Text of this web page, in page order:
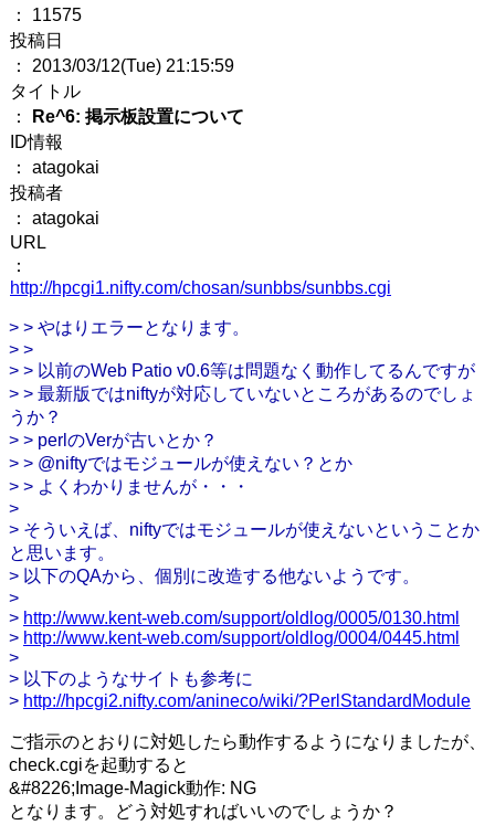
： 11575
投稿日
： 2013/03/12(Tue) 21:15:59
タイトル
：
Re^6: 掲示板設置について
ID情報
： atagokai
投稿者
： atagokai
URL
：
http://hpcgi1.nifty.com/chosan/sunbbs/sunbbs.cgi
> > やはりエラーとなります。
> >
> > 以前のWeb Patio v0.6等は問題なく動作してるんですが
> > 最新版ではniftyが対応していないところがあるのでしょ
うか？
> > perlのVerが古いとか？
> > @niftyではモジュールが使えない？とか
> > よくわかりませんが・・・
>
> そういえば、niftyではモジュールが使えないということか
と思います。
> 以下のQAから、個別に改造する他ないようです。
>
> http://www.kent-web.com/support/oldlog/0005/0130.html
> http://www.kent-web.com/support/oldlog/0004/0445.html
>
> 以下のようなサイトも参考に
> http://hpcgi2.nifty.com/anineco/wiki/?PerlStandardModule
ご指示のとおりに対処したら動作するようになりましたが、
check.cgiを起動すると
&#8226;Image-Magick動作: NG
となります。どう対処すればいいのでしょうか？